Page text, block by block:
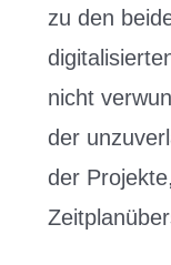
zu den
nicht
der
der